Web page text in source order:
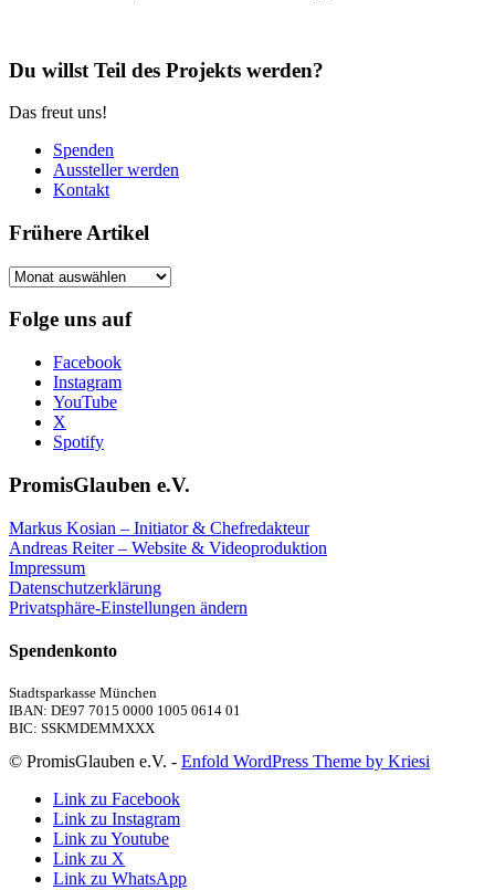
Du willst Teil des Projekts werden?
Das freut uns!
Spenden
Aussteller werden
Kontakt
Frühere Artikel
Frühere
Folge uns auf
Facebook
Instagram
YouTube
X
Spotify
PromisGlauben e.V.
Markus Kosian – Initiator & Chefredakteur
Andreas Reiter – Website & Videoproduktion
Impressum
Datenschutzerklärung
Privatsphäre-Einstellungen ändern
Spendenkonto
Stadtsparkasse München
IBAN: DE97 7015 0000 1005 0614 01
BIC: SSKMDEMMXXX
© PromisGlauben e.V. - Enfold WordPress Theme by Kriesi
Link zu Facebook
Link zu Instagram
Link zu Youtube
Link zu X
Link zu WhatsApp